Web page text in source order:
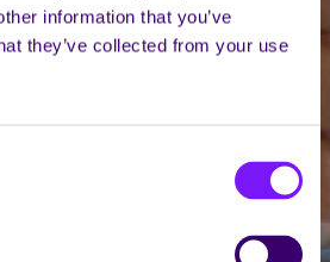
information that you’ve
they’ve collected from your use